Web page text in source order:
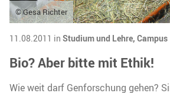
© Gesa Richter
11.08.2011 in Studium und Lehre, Campus
Bio? Aber bitte mit Ethik!
Wie weit darf Genforschung gehen?